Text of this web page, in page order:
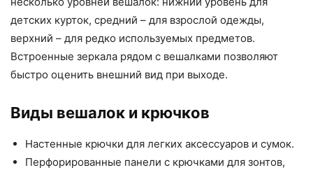
детских курток, средний – для взрослой одежды,
верхний – для редко используемых предметов.
Встроенные зеркала рядом с вешалками позволяют
быстро оценить внешний вид при выходе.
Виды вешалок и крючков
Настенные крючки для легких аксессуаров и сумок.
Перфорированные панели с крючками для зонтов,